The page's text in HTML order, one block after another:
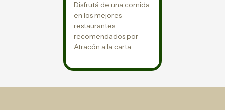
Disfrutá de una comida
en los mejores
restaurantes,
recomendados por
Atracón a la carta.